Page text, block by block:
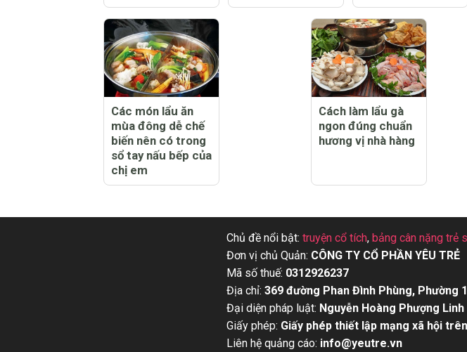
Các món lẩu ăn
mùa đông dễ chế
biến nên có trong
sổ tay nấu bếp của
chị em
Cách làm lẩu gà
ngon đúng chuẩn
hương vị nhà hàng
Chủ đề nổi bật: truyện cổ tích, bảng cân nặng trẻ
Đơn vị chủ Quản: CÔNG TY CỔ PHẦN YÊU TRẺ
Mã số thuế: 0312926237
Địa chỉ: 369 đường Phan Đình Phùng, Phường
Đại diện pháp luật: Nguyễn Hoàng Phượng Linh
Giấy phép: Giấy phép thiết lập mạng xã hội
Liên hệ quảng cáo: info@yeutre.vn